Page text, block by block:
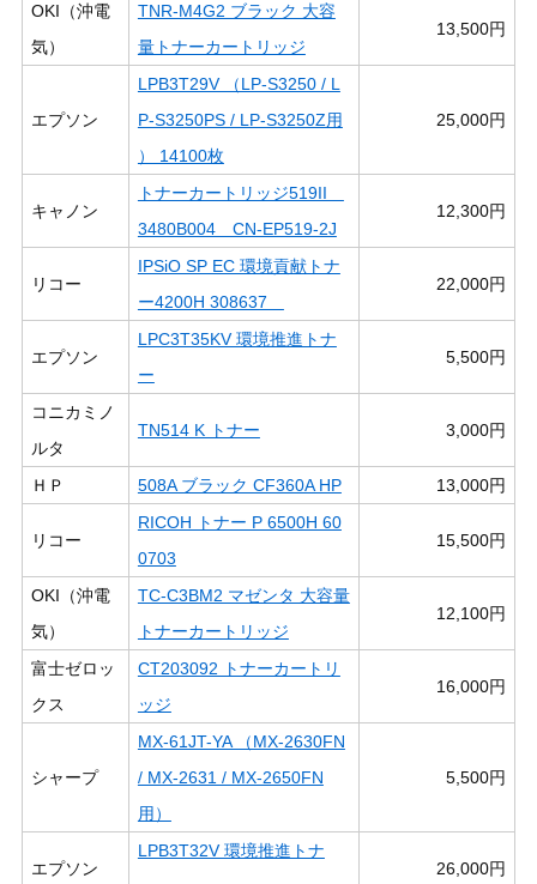
OKI（沖電
気）
TNR-M4G2 ブラック 大容
量トナーカートリッジ
13,500円
エプソン
LPB3T29V （LP-S3250 / L
P-S3250PS / LP-S3250Z用
） 14100枚
25,000円
キャノン
トナーカートリッジ519II
3480B004 CN-EP519-2J
12,300円
リコー
IPSiO SP EC 環境貢献トナ
ー4200H 308637
22,000円
エプソン
LPC3T35KV 環境推進トナ
ー
5,500円
コニカミノ
ルタ
TN514 K トナー 3,000円
ＨＰ 508A ブラック CF360A HP 13,000円
リコー
RICOH トナー P 6500H 60
0703
15,500円
OKI（沖電
気）
TC-C3BM2 マゼンタ 大容量
トナーカートリッジ
12,100円
富士ゼロッ
クス
CT203092 トナーカートリ
ッジ
16,000円
シャープ
MX-61JT-YA （MX-2630FN
/ MX-2631 / MX-2650FN
用）
5,500円
エプソン
LPB3T32V 環境推進トナ
26,000円